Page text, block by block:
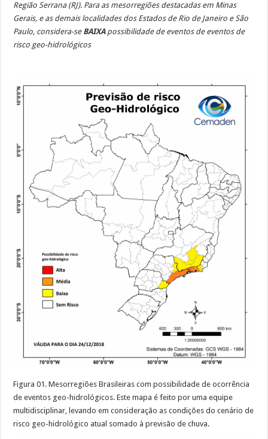
Região Serrana (RJ). Para as mesorregiões destacadas em Minas
Gerais, e as demais localidades dos Estados de Rio de Janeiro e São
Paulo, considera-se BAIXApossibilidade de eventos de eventos de
risco geo-hidrológicos
Figura 01. Mesorregiões Brasileiras com possibilidade de ocorrência
de eventos geo-hidrológicos. Este mapa é feito por uma equipe
multidisciplinar, levando em consideração as condições do cenário de
risco geo-hidrológico atual somado à previsão de chuva.